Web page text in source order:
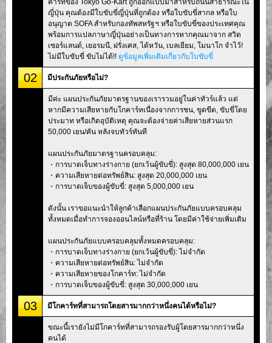
Okinawa
ญี่ปุ่น คุณต้องมีใบขับขี่ญี่ปุ่นที่ถูกต้อง หรือใบขับขี่สากล หรือใบ
อนุญาต SOFA สำหรับกองทัพสหรัฐฯ หรือใบขับขี่ของประเทศคุณ
พร้อมการแปลภาษาญี่ปุ่นอย่างเป็นทางการหากคุณมาจาก สวิต
เซอร์แลนด์, เยอรมนี, ฝรั่งเศส, ไต้หวัน, เบลเยียม, โมนาโก จำไว้!
ไม่มีใบขับขี่ ขับไม่ได้!! ดูข้อมูลเพิ่มเติมเกี่ยวกับใบขับขี่
02 มีประกันภัยหรือไม่?
มีค่ะ แผนประกันภัยมาตรฐานของเรารวมอยู่ในค่าทัวร์แล้ว แต่
หากมีความเสียหายกับโกคาร์ทเนื่องจากการชน, ขูดขีด, ขับขี่โดย
ประมาท หรือเกิดอุบัติเหตุ คุณจะต้องจ่ายค่าเสียหายส่วนแรก
50,000 เยน/คัน หลังจบทัวร์ทันที
แผนประกันภัยมาตรฐานครอบคลุม:
・การบาดเจ็บทางร่างกาย (ยกเว้นผู้ขับขี่): สูงสุด 80,000,000 เยน
・ความเสียหายต่อทรัพย์สิน: สูงสุด 20,000,000 เยน
・การบาดเจ็บของผู้ขับขี่: สูงสุด 5,000,000 เยน
ดังนั้น เราขอแนะนำให้ลูกค้าเลือกแผนประกันภัยแบบครอบคลุม
ทั้งหมดเมื่อทำการจองออนไลน์หรือที่ร้าน โดยมีค่าใช้จ่ายเพิ่มเติม
แผนประกันภัยแบบครอบคลุมทั้งหมดครอบคลุม:
・การบาดเจ็บทางร่างกาย (ยกเว้นผู้ขับขี่): ไม่จำกัด
・ความเสียหายต่อทรัพย์สิน: ไม่จำกัด
・ความเสียหายของโกคาร์ท: ไม่จำกัด
・การบาดเจ็บของผู้ขับขี่: สูงสุด 30,000,000 เยน
03 มีโกคาร์ทที่สามารถโดยสารมากกว่าหนึ่งคนได้หรือไม่?
ขณะนี้เรายังไม่มีโกคาร์ทที่สามารถรองรับผู้โดยสารมากกว่าหนึ่ง
คนได้